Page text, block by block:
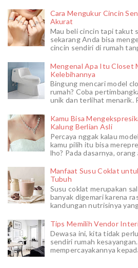
Cara Mengukur Cincin
Akurat
Mau beli cincin tapi takut
sekarang Anda bisa
cincin sendiri di rumah
Mengenal Apa Itu Closet
Kelebihannya
Bingung mencari model
rumah? Coba
unik dan terlihat menarik.
Kamu Bisa
Kalung Berlian Asli
Percaya nggak kalau
kamu pilih itu bisa
lho? Pada dasarnya,
Manfaat Susu Coklat
Tubuh
Susu coklat merupakan
banyak digemari karena
kandungan nutrisinya
Tips Memilih Vendor
Dewasa ini, kita tidak
sendiri rumah
mempercayakannya